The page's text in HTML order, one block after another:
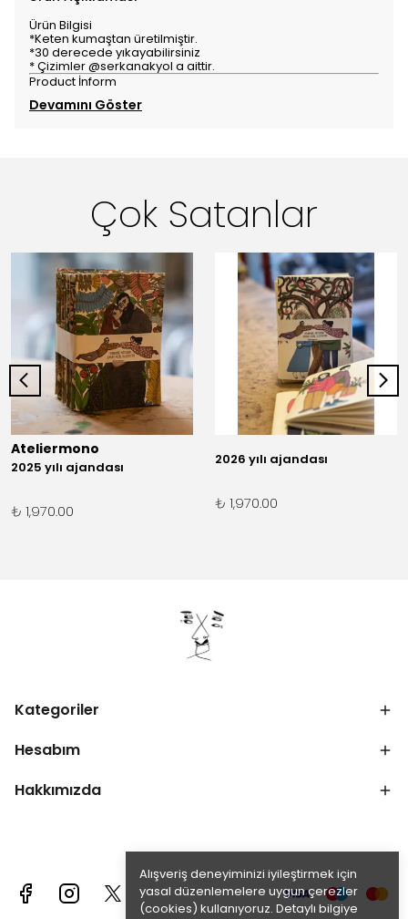
Alışveriş deneyiminizi iyileştirmek için
yasal düzenlemelere uygun çerezler
(cookies) kullanıyoruz. Detaylı bilgiye
Ürün Bilgisi
*Keten kumaştan üretilmiştir.
*30 derecede yıkayabilirsiniz
* Çizimler @serkanakyol a aittir.
Product İnform
Devamını Göster
Çok Satanlar
Ateliermono
2025 yılı ajandası
₺ 1,970.00
2026 yılı ajandası
₺ 1,970.00
Kategoriler
Hesabım
Hakkımızda